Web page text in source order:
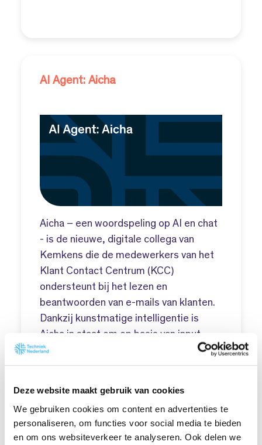
Deze website maakt gebruik van cookies
We gebruiken cookies om content en advertenties te
personaliseren, om functies voor social media te bieden
en om ons websiteverkeer te analyseren. Ook delen we
AI Agent: Aicha
Aicha – een woordspeling op AI en chat
- is de nieuwe, digitale collega van
Kemkens die de medewerkers van het
Klant Contact Centrum (KCC)
ondersteunt bij het lezen en
beantwoorden van e-mails van klanten.
Dankzij kunstmatige intelligentie is
Aicha in staat om op basis van input
zelfstandig content te creëren. Zodra
Aicha is ‘ingewerkt’, zal zij repeterende
adequaat kunnen uitvoeren.
download de set voorbeelden